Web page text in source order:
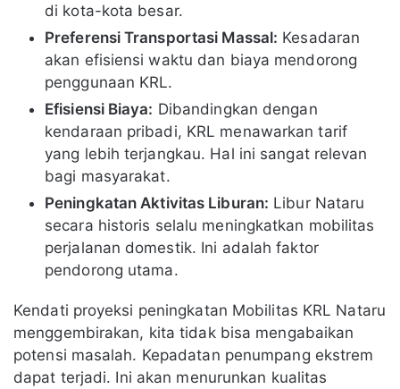
di kota-kota besar.
Preferensi Transportasi Massal: Kesadaran
akan efisiensi waktu dan biaya mendorong
penggunaan KRL.
Efisiensi Biaya: Dibandingkan dengan
kendaraan pribadi, KRL menawarkan tarif
yang lebih terjangkau. Hal ini sangat relevan
bagi masyarakat.
Peningkatan Aktivitas Liburan: Libur Nataru
secara historis selalu meningkatkan mobilitas
perjalanan domestik. Ini adalah faktor
pendorong utama.
Kendati proyeksi peningkatan Mobilitas KRL Nataru
menggembirakan, kita tidak bisa mengabaikan
potensi masalah. Kepadatan penumpang ekstrem
dapat terjadi. Ini akan menurunkan kualitas